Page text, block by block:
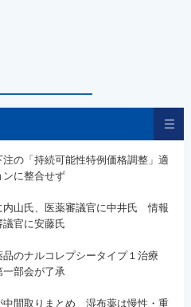
の「持続可能性特例価格調整」適
に整合せず
山氏、医薬審議官に中井氏 情報
官に安藤氏
のナルコレプシータイプ１治療
部会が了承
中間取りまとめ 湿布薬は慢性・重